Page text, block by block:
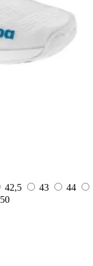
42,5 43
44
50